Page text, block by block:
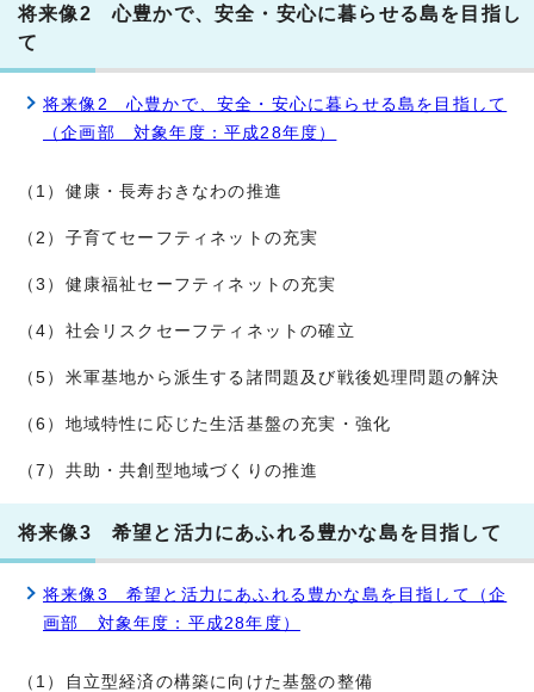
将来像2 心豊かで、安全・安心に暮らせる島を目指し
て
将来像2 心豊かで、安全・安心に暮らせる島を目指して
（企画部 対象年度：平成28年度）
（1）健康・長寿おきなわの推進
（2）子育てセーフティネットの充実
（3）健康福祉セーフティネットの充実
（4）社会リスクセーフティネットの確立
（5）米軍基地から派生する諸問題及び戦後処理問題の解決
（6）地域特性に応じた生活基盤の充実・強化
（7）共助・共創型地域づくりの推進
将来像3 希望と活力にあふれる豊かな島を目指して
将来像3 希望と活力にあふれる豊かな島を目指して（企
画部 対象年度：平成28年度）
（1）自立型経済の構築に向けた基盤の整備